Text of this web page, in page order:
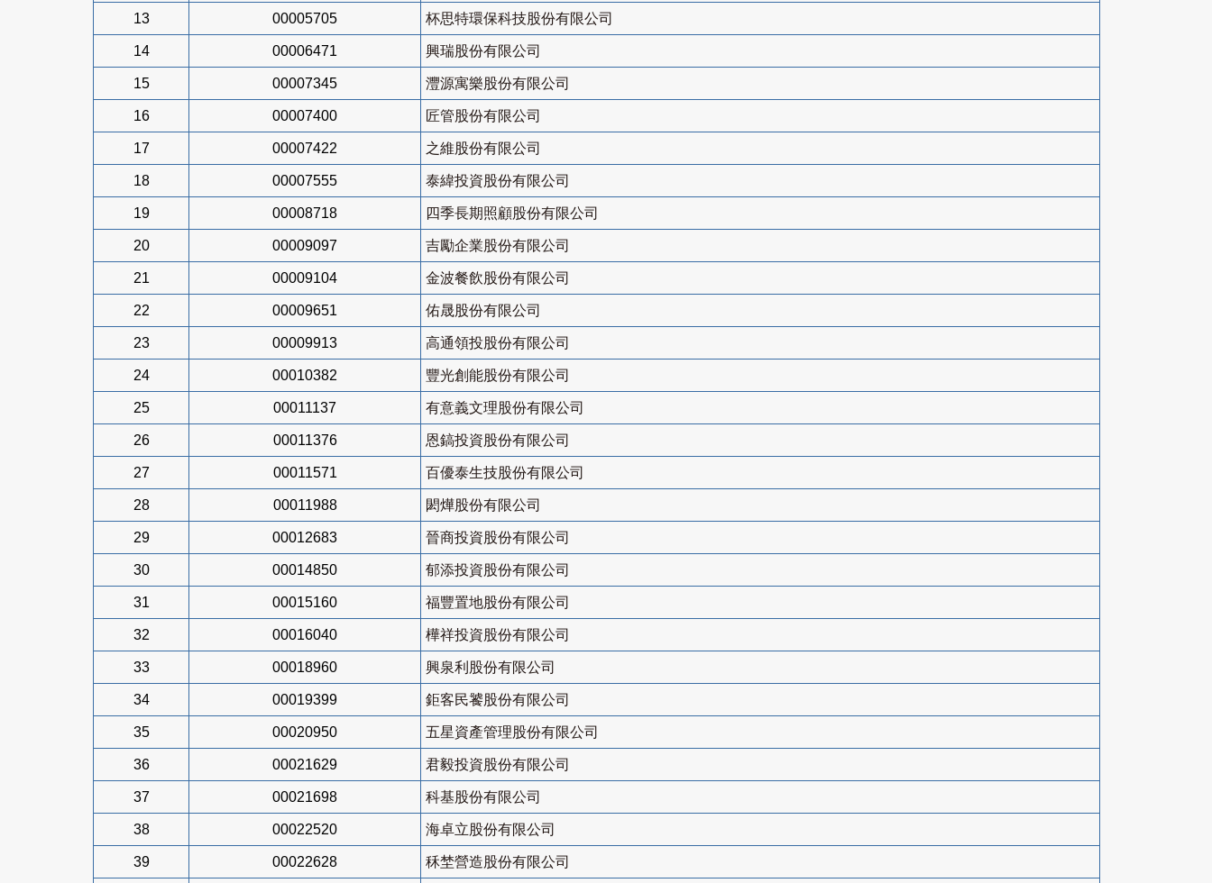
13 00005705 杯思特環保科技股份有限公司
14 00006471 興瑞股份有限公司
15 00007345 灃源寓樂股份有限公司
16 00007400 匠管股份有限公司
17 00007422 之維股份有限公司
18 00007555 泰緯投資股份有限公司
19 00008718 四季長期照顧股份有限公司
20 00009097 吉勵企業股份有限公司
21 00009104 金波餐飲股份有限公司
22 00009651 佑晟股份有限公司
23 00009913 高通領投股份有限公司
24 00010382 豐光創能股份有限公司
25 00011137 有意義文理股份有限公司
26 00011376 恩鎬投資股份有限公司
27 00011571 百優泰生技股份有限公司
28 00011988 閎燁股份有限公司
29 00012683 晉商投資股份有限公司
30 00014850 郁添投資股份有限公司
31 00015160 福豐置地股份有限公司
32 00016040 樺祥投資股份有限公司
33 00018960 興泉利股份有限公司
34 00019399 鉅客民饕股份有限公司
35 00020950 五星資產管理股份有限公司
36 00021629 君毅投資股份有限公司
37 00021698 科基股份有限公司
38 00022520 海卓立股份有限公司
39 00022628 秝埜營造股份有限公司